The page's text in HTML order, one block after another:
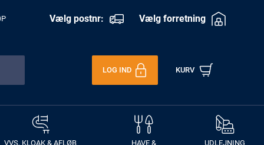
Vælg postnr: Vælg forretning
LOG IND KURV
VVS, KLOAK & AFLØB
HAVE &
UDLEJNING